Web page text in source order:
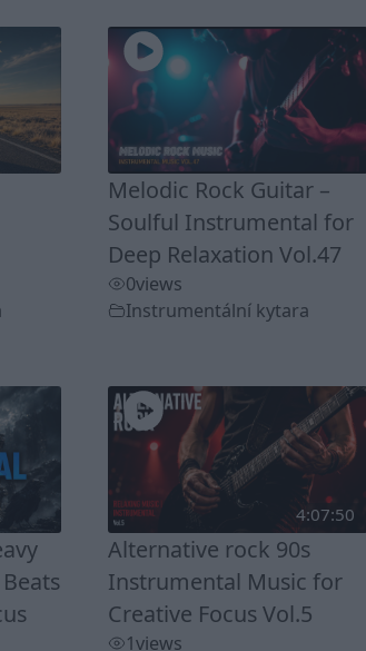
Melodic Rock Guitar –
Soulful Instrumental for
Deep Relaxation Vol.47
0views
Instrumentální kytara
4:07:50
Alternative rock 90s
Instrumental Music for
Creative Focus Vol.5
1views